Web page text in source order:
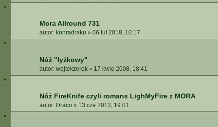
Mora Allround 731
autor: konradraku » 06 lut 2018, 10:17
Nóż "łyżkowy"
autor: wojtekzerek » 17 kwie 2008, 18:41
Nóż FireKnife czyli romans LighMyFire z MORA
autor: Draco » 13 cze 2013, 19:01